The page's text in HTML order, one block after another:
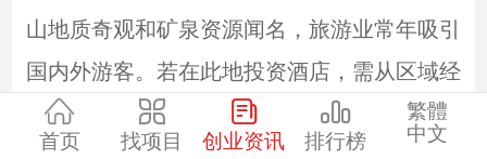
山地质奇观和矿泉资源闻名，旅游业常年吸引
国内外游客。若在此地投资酒店，需从区域经
济、市场需求及政策环境综合分析。据
首页 找项目 创业资讯 排行榜
繁體
中文